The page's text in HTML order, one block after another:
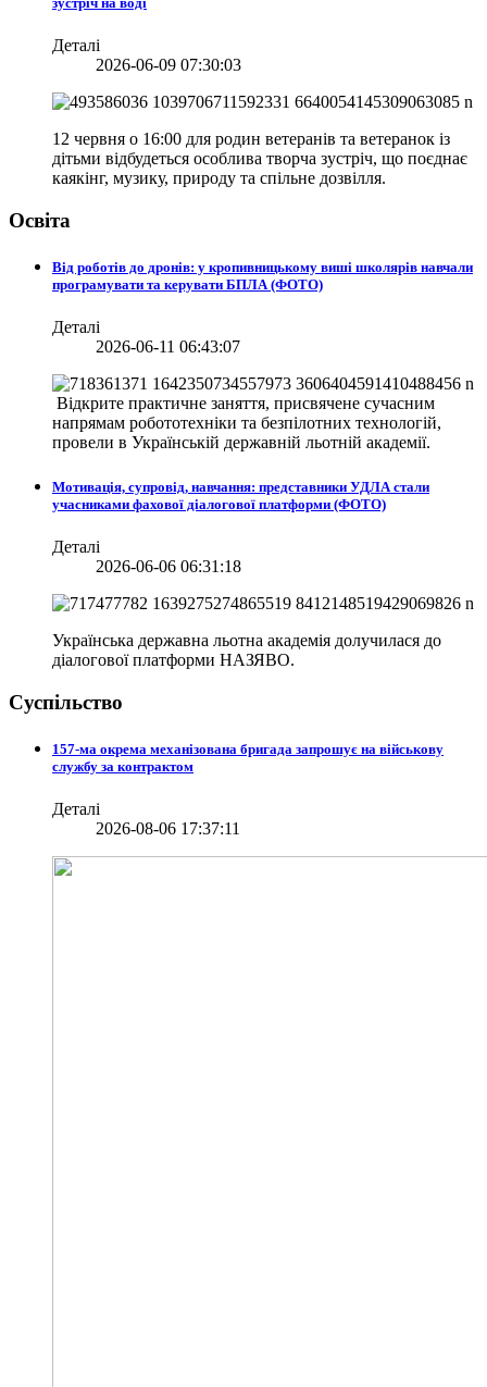
Деталі
2026-06-09 07:30:03
12 червня о 16:00 для родин ветеранів та ветеранок із
дітьми відбудеться особлива творча зустріч, що поєднає
каякінг, музику, природу та спільне дозвілля.
Освіта
Від роботів до дронів: у кропивницькому виші школярів навчали
програмувати та керувати БПЛА (ФОТО)
Деталі
2026-06-11 06:43:07
Відкрите практичне заняття, присвячене сучасним
напрямам робототехніки та безпілотних технологій,
провели в Українській державній льотній академії.
Мотивація, супровід, навчання: представники УДЛА стали
учасниками фахової діалогової платформи (ФОТО)
Деталі
2026-06-06 06:31:18
Українська державна льотна академія долучилася до
діалогової платформи НАЗЯВО.
Суспільство
157-ма окрема механізована бригада запрошує на військову
службу за контрактом
Деталі
2026-08-06 17:37:11